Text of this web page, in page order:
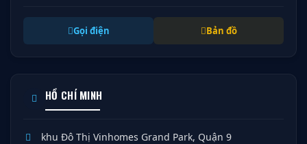
Gọi điện Bản đồ
HỒ CHÍ MINH
khu Đô Thị Vinhomes Grand Park, Quận 9